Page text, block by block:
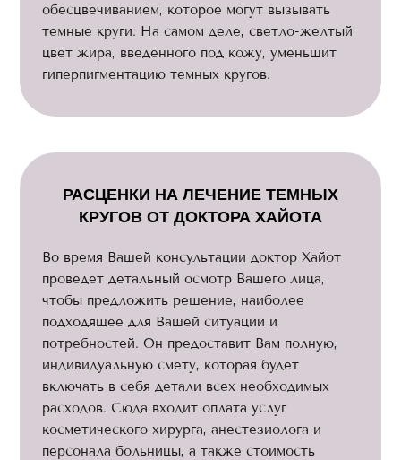
обесцвечиванием, которое могут вызывать
темные круги. На самом деле, светло-желтый
цвет жира, введенного под кожу, уменьшит
гиперпигментацию темных кругов.
РАСЦЕНКИ НА ЛЕЧЕНИЕ ТЕМНЫХ
КРУГОВ ОТ ДОКТОРА ХАЙОТА
Во время Вашей консультации доктор Хайот
проведет детальный осмотр Вашего лица,
чтобы предложить решение, наиболее
подходящее для Вашей ситуации и
потребностей. Он предоставит Вам полную,
индивидуальную смету, которая будет
включать в себя детали всех необходимых
расходов. Сюда входит оплата услуг
косметического хирурга, анестезиолога и
персонала больницы, а также стоимость